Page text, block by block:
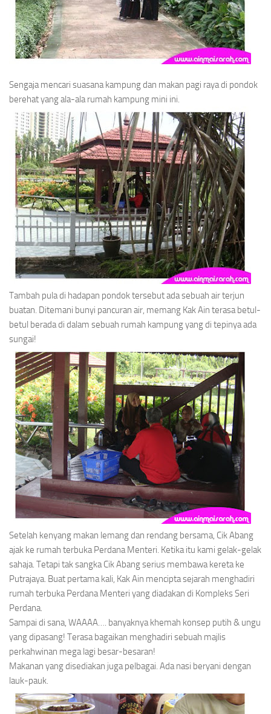
Sengaja mencari suasana kampung dan makan pagi raya di pondok
berehat yang ala-ala rumah kampung mini ini.
Tambah pula di hadapan pondok tersebut ada sebuah air terjun
buatan. Ditemani bunyi pancuran air, memang Kak Ain terasa betul-
betul berada di dalam sebuah rumah kampung yang di tepinya ada
sungai!
Setelah kenyang makan lemang dan rendang bersama, Cik Abang
ajak ke rumah terbuka Perdana Menteri. Ketika itu kami gelak-gelak
sahaja. Tetapi tak sangka Cik Abang serius membawa kereta ke
Putrajaya. Buat pertama kali, Kak Ain mencipta sejarah menghadiri
rumah terbuka Perdana Menteri yang diadakan di Kompleks Seri
Perdana.
Sampai di sana, WAAAA…. banyaknya khemah konsep putih & ungu
yang dipasang! Terasa bagaikan menghadiri sebuah majlis
perkahwinan mega lagi besar-besaran!
Makanan yang disediakan juga pelbagai. Ada nasi beryani dengan
lauk-pauk.